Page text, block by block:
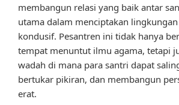
membangun relasi yang baik antar
utama dalam menciptakan
kondusif. Pesantren ini tidak hanya
tempat menuntut ilmu agama, tetapi
wadah di mana para santri dapat
bertukar pikiran, dan membangun
erat.